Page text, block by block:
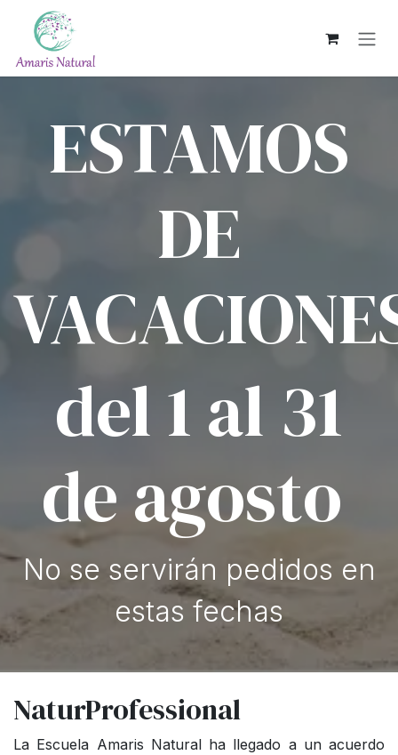
Ir al contenido
ESTAMOS
DE
del 1 al 31
de agosto
No se servirán pedidos en
estas fechas
NaturProfessional
La Escuela Amaris Natural ha llegado a un acuerdo